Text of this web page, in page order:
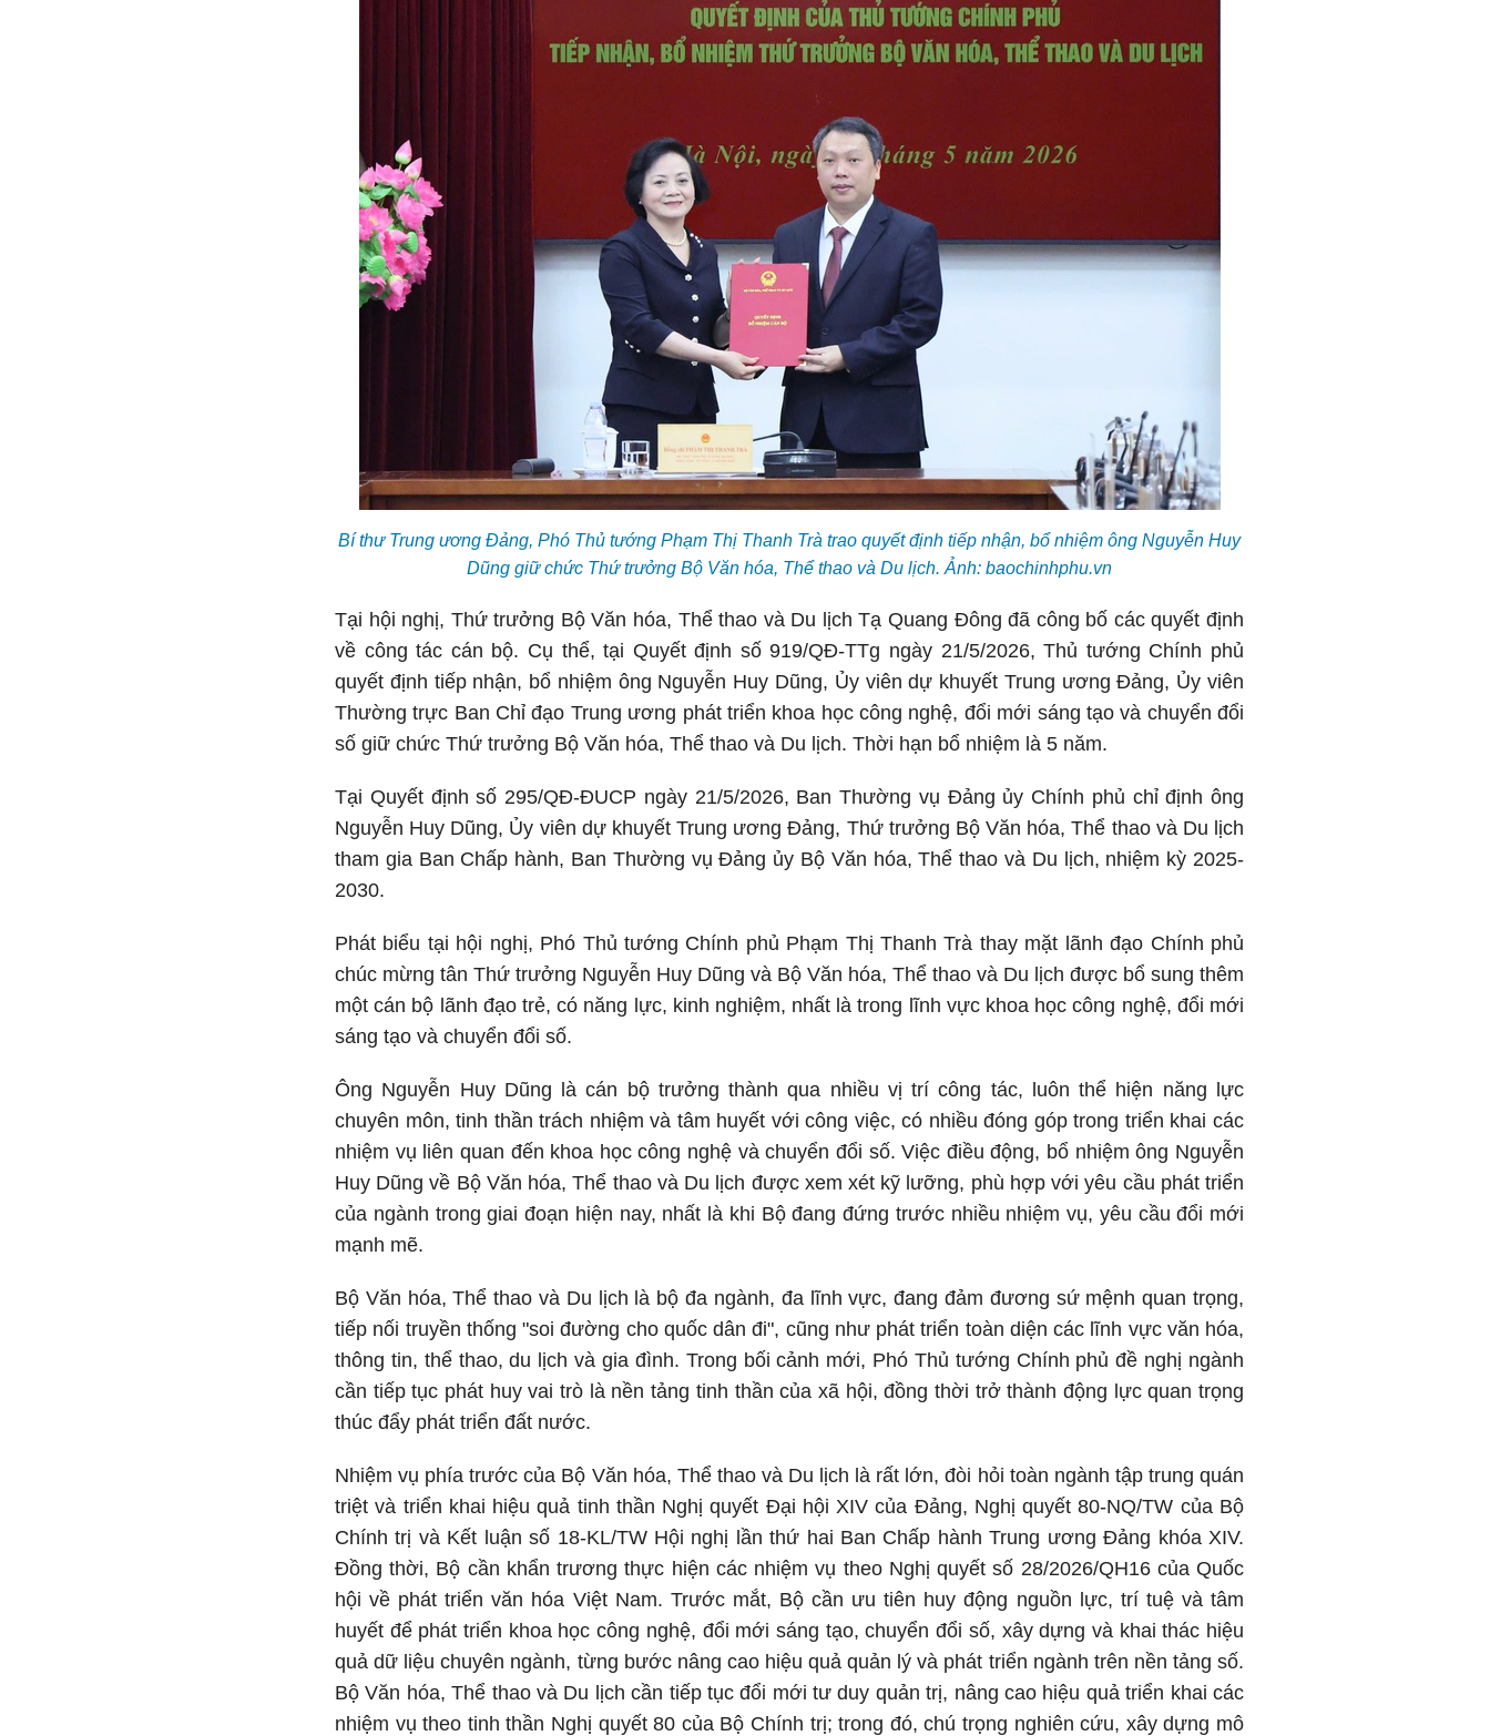
Bí thư Trung ương Đảng, Phó Thủ tướng Phạm Thị Thanh Trà trao quyết định tiếp nhận, bổ nhiệm ông Nguyễn Huy
Dũng giữ chức Thứ trưởng Bộ Văn hóa, Thể thao và Du lịch. Ảnh: baochinhphu.vn
Tại hội nghị, Thứ trưởng Bộ Văn hóa, Thể thao và Du lịch Tạ Quang Đông đã công bố các quyết định
về công tác cán bộ. Cụ thể, tại Quyết định số 919/QĐ-TTg ngày 21/5/2026, Thủ tướng Chính phủ
quyết định tiếp nhận, bổ nhiệm ông Nguyễn Huy Dũng, Ủy viên dự khuyết Trung ương Đảng, Ủy viên
Thường trực Ban Chỉ đạo Trung ương phát triển khoa học công nghệ, đổi mới sáng tạo và chuyển đổi
số giữ chức Thứ trưởng Bộ Văn hóa, Thể thao và Du lịch. Thời hạn bổ nhiệm là 5 năm.
Tại Quyết định số 295/QĐ-ĐUCP ngày 21/5/2026, Ban Thường vụ Đảng ủy Chính phủ chỉ định ông
Nguyễn Huy Dũng, Ủy viên dự khuyết Trung ương Đảng, Thứ trưởng Bộ Văn hóa, Thể thao và Du lịch
tham gia Ban Chấp hành, Ban Thường vụ Đảng ủy Bộ Văn hóa, Thể thao và Du lịch, nhiệm kỳ 2025-
2030.
Phát biểu tại hội nghị, Phó Thủ tướng Chính phủ Phạm Thị Thanh Trà thay mặt lãnh đạo Chính phủ
chúc mừng tân Thứ trưởng Nguyễn Huy Dũng và Bộ Văn hóa, Thể thao và Du lịch được bổ sung thêm
một cán bộ lãnh đạo trẻ, có năng lực, kinh nghiệm, nhất là trong lĩnh vực khoa học công nghệ, đổi mới
sáng tạo và chuyển đổi số.
Ông Nguyễn Huy Dũng là cán bộ trưởng thành qua nhiều vị trí công tác, luôn thể hiện năng lực
chuyên môn, tinh thần trách nhiệm và tâm huyết với công việc, có nhiều đóng góp trong triển khai các
nhiệm vụ liên quan đến khoa học công nghệ và chuyển đổi số. Việc điều động, bổ nhiệm ông Nguyễn
Huy Dũng về Bộ Văn hóa, Thể thao và Du lịch được xem xét kỹ lưỡng, phù hợp với yêu cầu phát triển
của ngành trong giai đoạn hiện nay, nhất là khi Bộ đang đứng trước nhiều nhiệm vụ, yêu cầu đổi mới
mạnh mẽ.
Bộ Văn hóa, Thể thao và Du lịch là bộ đa ngành, đa lĩnh vực, đang đảm đương sứ mệnh quan trọng,
tiếp nối truyền thống "soi đường cho quốc dân đi", cũng như phát triển toàn diện các lĩnh vực văn hóa,
thông tin, thể thao, du lịch và gia đình. Trong bối cảnh mới, Phó Thủ tướng Chính phủ đề nghị ngành
cần tiếp tục phát huy vai trò là nền tảng tinh thần của xã hội, đồng thời trở thành động lực quan trọng
thúc đẩy phát triển đất nước.
Nhiệm vụ phía trước của Bộ Văn hóa, Thể thao và Du lịch là rất lớn, đòi hỏi toàn ngành tập trung quán
triệt và triển khai hiệu quả tinh thần Nghị quyết Đại hội XIV của Đảng, Nghị quyết 80-NQ/TW của Bộ
Chính trị và Kết luận số 18-KL/TW Hội nghị lần thứ hai Ban Chấp hành Trung ương Đảng khóa XIV.
Đồng thời, Bộ cần khẩn trương thực hiện các nhiệm vụ theo Nghị quyết số 28/2026/QH16 của Quốc
hội về phát triển văn hóa Việt Nam. Trước mắt, Bộ cần ưu tiên huy động nguồn lực, trí tuệ và tâm
huyết để phát triển khoa học công nghệ, đổi mới sáng tạo, chuyển đổi số, xây dựng và khai thác hiệu
quả dữ liệu chuyên ngành, từng bước nâng cao hiệu quả quản lý và phát triển ngành trên nền tảng số.
Bộ Văn hóa, Thể thao và Du lịch cần tiếp tục đổi mới tư duy quản trị, nâng cao hiệu quả triển khai các
nhiệm vụ theo tinh thần Nghị quyết 80 của Bộ Chính trị; trong đó, chú trọng nghiên cứu, xây dựng mô